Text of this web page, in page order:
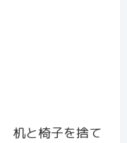
机と椅子を捨て